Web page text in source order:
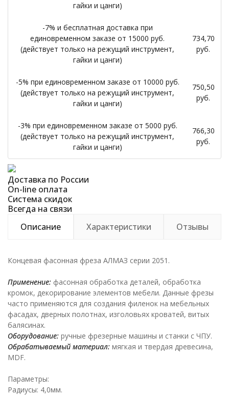
гайки и цанги)
-7% и бесплатная доставка при
единовременном заказе от 15000 руб.
(действует только на режущий инструмент,
гайки и цанги)
734,70
руб.
-5% при единовременном заказе от 10000 руб.
(действует только на режущий инструмент,
гайки и цанги)
750,50
руб.
-3% при единовременном заказе от 5000 руб.
(действует только на режущий инструмент,
гайки и цанги)
766,30
руб.
Доставка по России
On-line оплата
Система скидок
Всегда на связи
Описание
Характеристики Отзывы
Концевая фасонная фреза АЛМАЗ серии 2051.
Применение: фасонная обработка деталей, обработка
кромок, декорирование элементов мебели. Данные фрезы
часто применяются для создания филенок на мебельных
фасадах, дверных полотнах, изголовьях кроватей, витых
балясинах.
Оборудование: ручные фрезерные машины и станки с ЧПУ.
Обрабатываемый материал: мягкая и твердая древесина,
MDF.
Параметры:
Радиусы: 4,0мм.